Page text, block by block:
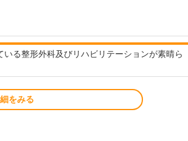
る整形外科及びリハビリテーションが素晴ら
をみる